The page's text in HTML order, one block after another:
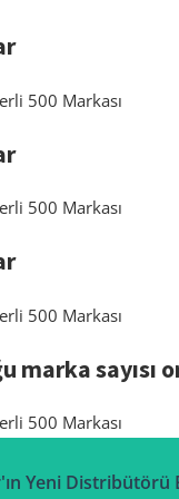
marka sayısı
Yeni Distribütörü